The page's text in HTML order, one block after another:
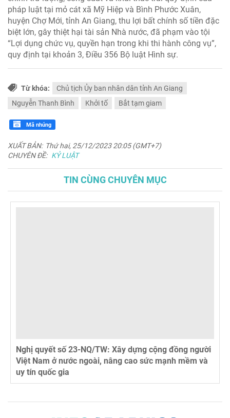
pháp luật tại mỏ cát xã Mỹ Hiệp và Bình Phước Xuân,
huyện Chợ Mới, tỉnh An Giang, thu lợi bất chính số tiền đặc
biệt lớn, gây thiệt hại tài sản Nhà nước, đã phạm vào tội
“Lợi dụng chức vụ, quyền hạn trong khi thi hành công vụ”,
quy định tại khoản 3, Điều 356 Bộ luật Hình sự.
Từ khóa:
Chủ tịch Ủy ban nhân dân tỉnh An Giang
Nguyễn Thanh Bình
Khởi tố Bắt tạm giam
Mã nhúng
XUẤT BẢN: Thứ hai, 25/12/2023 20:05 (GMT+7)
CHUYÊN ĐỀ: KỶ LUẬT
TIN CÙNG CHUYÊN MỤC
Nghị quyết số 23-NQ/TW: Xây dựng cộng đồng người
Việt Nam ở nước ngoài, nâng cao sức mạnh mềm và
uy tín quốc gia